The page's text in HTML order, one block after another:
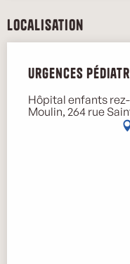
Localisation
Urgences
Hôpital enfants
Moulin, 264 rue